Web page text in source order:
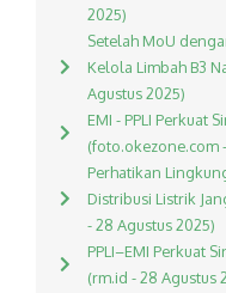
2025)
Setelah MoU
Kelola Limbah B3
Agustus 2025)
EMI - PPLI Perkuat
(foto.okezone.com
Perhatikan
Distribusi Listrik
- 28 Agustus 2025)
PPLI–EMI Perkuat
(rm.id - 28 Agustus